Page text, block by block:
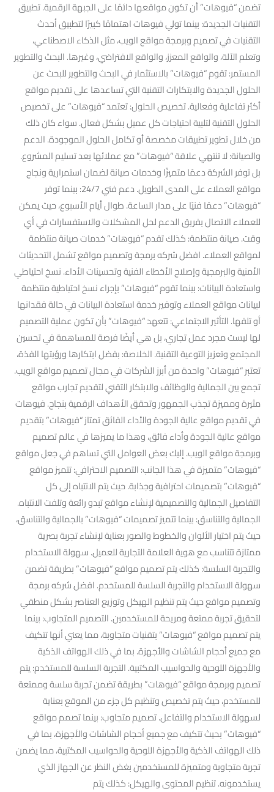
تضمن “فيوهات” أن تكون مواقعها دائمًا على الجبهة الرقمية. تطبيق
التقنيات الجديدة: بينما تولي فيوهات اهتمامًا كبيرًا لتطبيق أحدث
التقنيات في تصميم وبرمجة مواقع الويب، مثل الذكاء الاصطناعي،
وتعلم الآلة، والواقع المعزز، والواقع الافتراضي، وغيرها. البحث والتطوير
المستمر: تقوم “فيوهات” بالاستثمار في البحث والتطوير للبحث عن
الحلول الجديدة والابتكارات التقنية التي تساعدها على تقديم مواقع
أكثر تفاعلية وفعالية. تخصيص الحلول: تعتمد “فيوهات” على تخصيص
الحلول التقنية لتلبية احتياجات كل عميل بشكل فعال. سواء كان ذلك
من خلال تطوير تطبيقات مخصصة أو تكامل الحلول الموجودة. الدعم
والصيانة: لا تنتهي علاقة “فيوهات” مع عملائها بعد تسليم المشروع.
بل توفر الشركة دعمًا متميزًا وخدمات صيانة لضمان استمرارية ونجاح
مواقع العملاء على المدى الطويل. دعم فني 24/7: بينما توفر
“فيوهات” دعمًا فنيًا على مدار الساعة. طوال أيام الأسبوع، حيث يمكن
للعملاء الاتصال بفريق الدعم لحل المشكلات والاستفسارات في أي
وقت. صيانة منتظمة: كذلك تقدم “فيوهات” خدمات صيانة منتظمة
لمواقع العملاء. افضل شركه برمجة وتصميم مواقع تشمل التحديثات
الأمنية والبرمجية وإصلاح الأخطاء الفنية وتحسينات الأداء. نسخ احتياطي
واستعادة البيانات: بينما تقوم “فيوهات” بإجراء نسخ احتياطية منتظمة
لبيانات مواقع العملاء وتوفير خدمة استعادة البيانات في حالة فقدانها
أو تلفها. التأثير الاجتماعي: تتعهد “فيوهات” بأن تكون عملية التصميم
لها ليست مجرد عمل تجاري، بل هي أيضًا فرصة للمساهمة في تحسين
المجتمع وتعزيز التوعية التقنية. الخلاصة: بفضل ابتكارها ورؤيتها الفذة،
تعتبر “فيوهات” واحدة من أبرز الشركات في مجال تصميم مواقع الويب.
تجمع بين الجمالية والوظائف والابتكار التقني لتقديم تجارب مواقع
مثيرة ومميزة تجذب الجمهور وتحقق الأهداف الرقمية بنجاح. فيوهات
في تقديم مواقع عالية الجودة والأداء الفائق تمتاز “فيوهات” بتقديم
مواقع عالية الجودة وأداء فائق، وهذا ما يميزها في عالم تصميم
وبرمجة مواقع الويب. إليك بعض العوامل التي تساهم في جعل مواقع
“فيوهات” متميزة في هذا الجانب: التصميم الاحترافي: تتميز مواقع
“فيوهات” بتصميمات احترافية وجذابة. حيث يتم الانتباه إلى كل
التفاصيل الجمالية والتصميمية لإنشاء مواقع تبدو رائعة وتلفت الانتباه.
الجمالية والتناسق: بينما تتميز تصميمات “فيوهات” بالجمالية والتناسق،
حيث يتم اختيار الألوان والخطوط والصور بعناية لإنشاء تجربة بصرية
ممتازة تتناسب مع هوية العلامة التجارية للعميل. سهولة الاستخدام
والتجربة السلسة: كذلك يتم تصميم مواقع “فيوهات” بطريقة تضمن
سهولة الاستخدام والتجربة السلسة للمستخدم. افضل شركه برمجة
وتصميم مواقع حيث يتم تنظيم الهيكل وتوزيع العناصر بشكل منطقي
لتحقيق تجربة ممتعة ومريحة للمستخدمين. التصميم المتجاوب: بينما
يتم تصميم مواقع “فيوهات” بتقنيات متجاوبة، مما يعني أنها تتكيف
مع جميع أحجام الشاشات والأجهزة. بما في ذلك الهواتف الذكية
والأجهزة اللوحية والحواسيب المكتبية. التجربة السلسة للمستخدم: يتم
تصميم وبرمجة مواقع “فيوهات” بطريقة تضمن تجربة سلسة وممتعة
للمستخدم، حيث يتم تخصيص وتنظيم كل جزء من الموقع بعناية
لسهولة الاستخدام والتفاعل. تصميم متجاوب: بينما تصمم مواقع
“فيوهات” بحيث تتكيف مع جميع أحجام الشاشات والأجهزة، بما في
ذلك الهواتف الذكية والأجهزة اللوحية والحواسيب المكتبية، مما يضمن
تجربة متجاوبة ومتميزة للمستخدمين بغض النظر عن الجهاز الذي
يستخدمونه. تنظيم المحتوى والهيكل: كذلك يتم